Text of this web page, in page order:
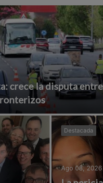
crece la disputa
Destacada
Ago 08, 2026